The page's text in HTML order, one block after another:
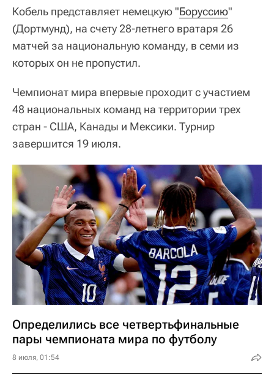
Кобель представляет немецкую "Боруссию"
(Дортмунд), на счету 28-летнего вратаря 26
матчей за национальную команду, в семи из
которых он не пропустил.
Чемпионат мира впервые проходит с участием
48 национальных команд на территории трех
стран - США, Канады и Мексики. Турнир
завершится 19 июля.
Определились все четвертьфинальные
пары чемпионата мира по футболу
8 июля, 01:54